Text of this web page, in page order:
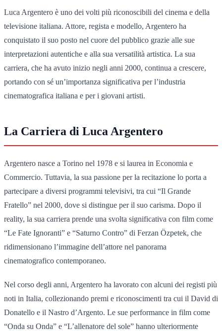
Luca Argentero è uno dei volti più riconoscibili del cinema e della
televisione italiana. Attore, regista e modello, Argentero ha
conquistato il suo posto nel cuore del pubblico grazie alle sue
interpretazioni autentiche e alla sua versatilità artistica. La sua
carriera, che ha avuto inizio negli anni 2000, continua a crescere,
portando con sé un’importanza significativa per l’industria
cinematografica italiana e per i giovani artisti.
La Carriera di Luca Argentero
Argentero nasce a Torino nel 1978 e si laurea in Economia e
Commercio. Tuttavia, la sua passione per la recitazione lo porta a
partecipare a diversi programmi televisivi, tra cui “Il Grande
Fratello” nel 2000, dove si distingue per il suo carisma. Dopo il
reality, la sua carriera prende una svolta significativa con film come
“Le Fate Ignoranti” e “Saturno Contro” di Ferzan Özpetek, che
ridimensionano l’immagine dell’attore nel panorama
cinematografico contemporaneo.
Nel corso degli anni, Argentero ha lavorato con alcuni dei registi più
noti in Italia, collezionando premi e riconoscimenti tra cui il David di
Donatello e il Nastro d’Argento. Le sue performance in film come
“Onda su Onda” e “L’allenatore del sole” hanno ulteriormente